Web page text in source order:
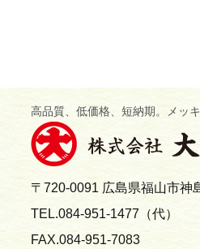
高品質、低価格、短納期。メッ
〒720-0091 広島県福山市神
TEL.084-951-1477（代）
FAX.084-951-7083